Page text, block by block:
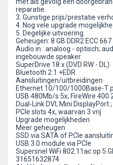
reparatie.
3. Gunstige prijs/prestatie
4. Nog vele upgrade
5. Degelijke uitvoering.
Geheugen: 8 GB DDR2 ECC
Audio in : analoog - optisch;
ingebouwde speaker.
SuperDrive 18 x (DVD RW - DL)
Bluetooth 2.1 +EDR
Aansluitingen/uitbreidingen
Ethernet 10/100/1000Base-T
USB 480Mb/s 5x; FireWire 400
Dual-Link DVI; Mini DisplayPort ;
PCIe slots 4x, waarvan 3 vrij
Upgrade mogelijkheden
Meer geheugen
SSD via SATA of PCIe
USB 3.0 module via PCIe
Supersnel WiFi 802.11ac op 5
31651632874